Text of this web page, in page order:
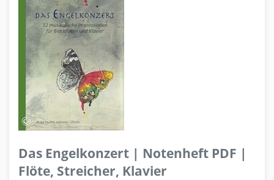
Das Engelkonzert | Notenheft PDF |
Flöte, Streicher, Klavier